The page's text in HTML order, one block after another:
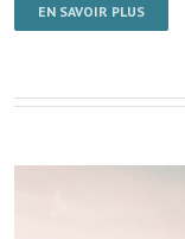
EN SAVOIR PLUS